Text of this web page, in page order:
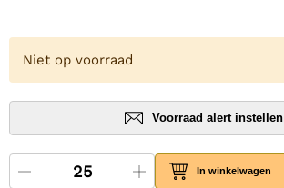
Niet op voorraad
Voorraad alert instellen
In winkelwagen